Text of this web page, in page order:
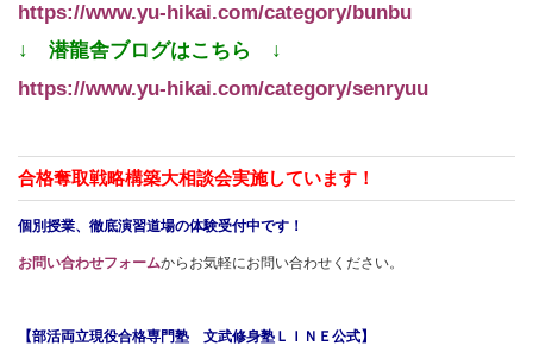
https://www.yu-hikai.com/category/bunbu
↓ 潜龍舎ブログはこちら ↓
https://www.yu-hikai.com/category/senryuu
合格奪取戦略構築大相談会実施しています！
個別授業、徹底演習道場の体験受付中です！
お問い合わせフォームからお気軽にお問い合わせください。
【部活両立現役合格専門塾 文武修身塾ＬＩＮＥ公式】